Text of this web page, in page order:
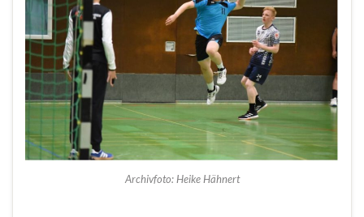
Archivfoto: Heike Hähnert